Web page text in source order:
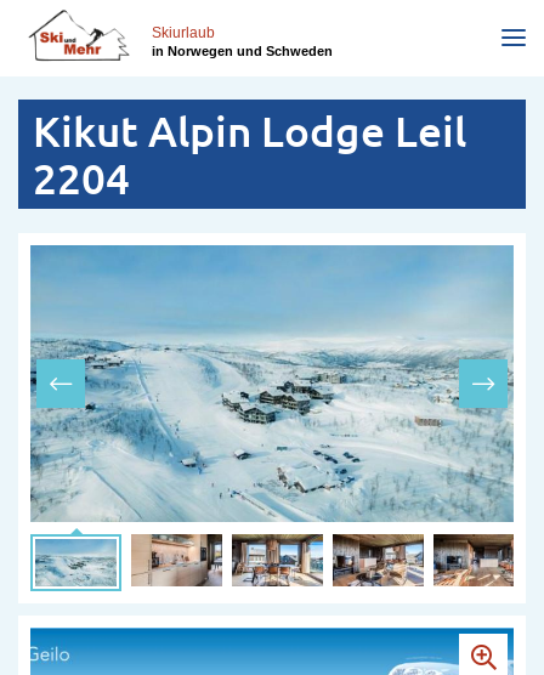
zum
Inhalt
Skiurlaub
in Norwegen und Schweden
Kikut Alpin Lodge Leil
2204